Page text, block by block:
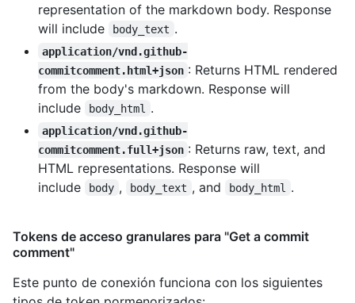
representation of the markdown body. Response
will include
body_text .
application/vnd.github-
commitcomment.html+json : Returns HTML rendered
from the body's markdown. Response will
include
body_html .
application/vnd.github-
commitcomment.full+json : Returns raw, text, and
HTML representations. Response will
include
body , body_text , and body_html .
Tokens de acceso granulares para "Get a commit
comment"
Este punto de conexión funciona con los siguientes